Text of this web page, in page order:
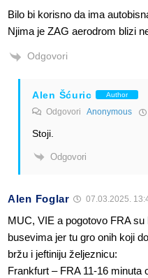
Bilo bi korisno da ima
Njima je ZAG aerodrom blizi
Odgovori
Alen Šćuric Author
Odgovori Anonymous
Stoji.
Odgovori
Alen Foglar 07.03.2025.
MUC, VIE a pogotovo FRA
busevima jer tu gro onih koji
bržu i jeftiniju željeznicu:
Frankfurt – FRA 11-16 minuta